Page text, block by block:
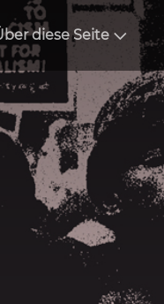
diese Seite